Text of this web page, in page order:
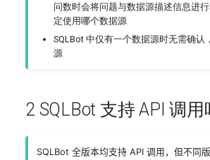
命令行工具
源码运行
配置
配置
配置
配置
问数时会将问题与数据源描述信息进
定使用哪个数据源
SQLBot 中仅有一个数据源时无需确认
源
2 SQLBot 支持 API 调用
SQLBot 全版本均支持 API 调用，但不同